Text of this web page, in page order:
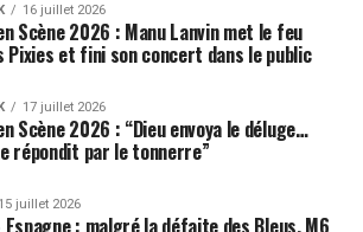
16 juillet 2026
Scène 2026 : Manu Lanvin met le feu
Pixies et fini son concert dans le public
17 juillet 2026
Scène 2026 : “Dieu envoya le déluge…
répondit par le tonnerre”
15 juillet 2026
: malgré la défaite des Bleus, M6